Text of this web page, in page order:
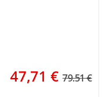
47,71 € 79.51 €